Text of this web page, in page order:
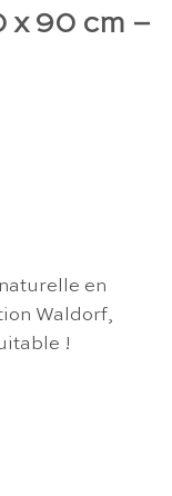
x 90 cm –
en
Waldorf,
!